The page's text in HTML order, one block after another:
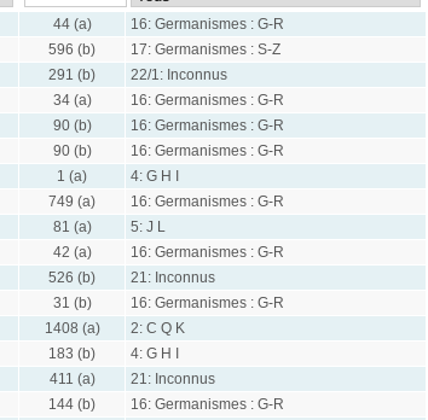
44 (a)
16: Germanismes : G-R
596 (b)
17: Germanismes : S-Z
291 (b)
22/1: Inconnus
34 (a)
16: Germanismes : G-R
90 (b)
16: Germanismes : G-R
90 (b)
16: Germanismes : G-R
1 (a)
4: G H I
749 (a)
16: Germanismes : G-R
81 (a)
5: J L
42 (a)
16: Germanismes : G-R
526 (b)
21: Inconnus
31 (b)
16: Germanismes : G-R
1408 (a)
2: C Q K
183 (b)
4: G H I
411 (a)
21: Inconnus
144 (b)
16: Germanismes : G-R